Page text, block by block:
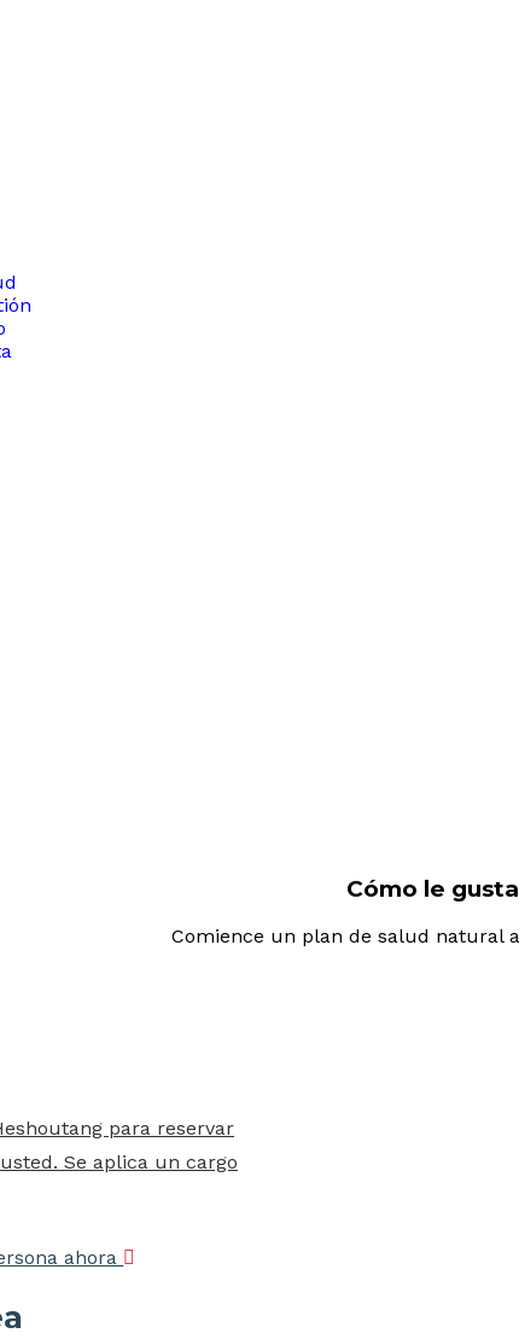
Cómo le
Comience un plan de salud natural
para reservar
Se aplica un cargo
ahora